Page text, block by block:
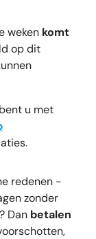
weken komt
op dit
u met
redenen -
zonder
Dan betalen